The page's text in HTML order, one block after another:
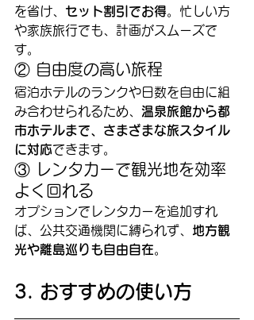
を省け、 セット割引でお得。忙しい方
や家族旅行でも、計画がスムーズで
す。
② 自由度の高い旅程
宿泊ホテルのランクや日数を自由に組
み合わせられるため、 温泉旅館から都
市ホテルまで、さまざまな旅スタイル
に対応できます。
③ レンタカーで観光地を効率
よく回れる
オプションでレンタカーを追加すれ
ば、公共交通機関に縛られず、 地方観
光や離島巡りも自由自在。
3. おすすめの使い方